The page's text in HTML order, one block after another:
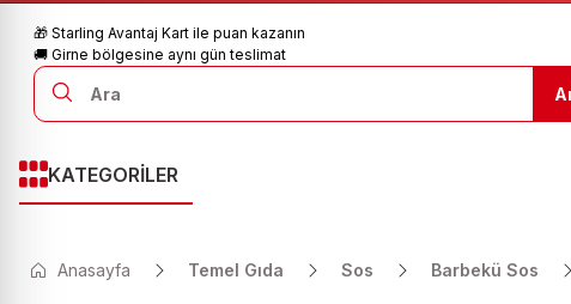
🎁 Starling Avantaj Kart ile puan kazanın
🚚 Girne bölgesine aynı gün teslimat
KATEGORİLER
Anasayfa Temel Gıda Sos Barbekü Sos